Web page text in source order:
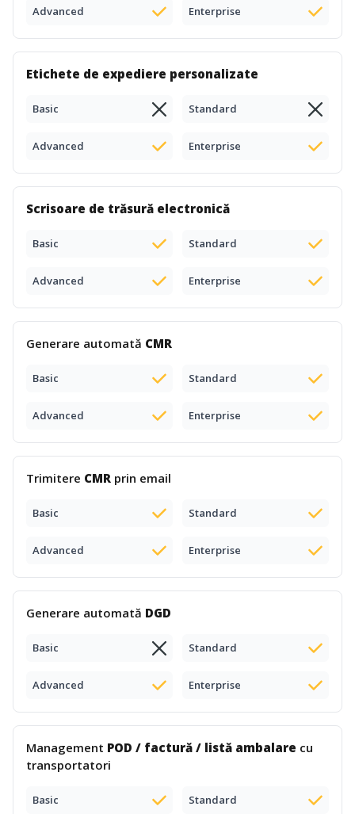
Advanced Enterprise
Etichete de expediere personalizate
Basic Standard
Advanced Enterprise
Scrisoare de trăsură electronică
Basic Standard
Advanced Enterprise
Generare automată CMR
Basic Standard
Advanced Enterprise
Trimitere CMR prin email
Basic Standard
Advanced Enterprise
Generare automată DGD
Basic Standard
Advanced Enterprise
Management POD / factură / listă ambalare cu
transportatori
Basic Standard